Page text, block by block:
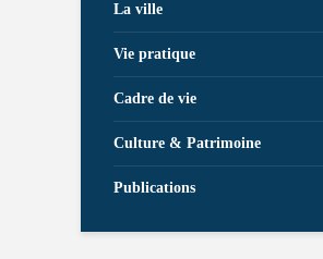
La ville
Vie pratique
Cadre de vie
Culture & Patrimoine
Publications